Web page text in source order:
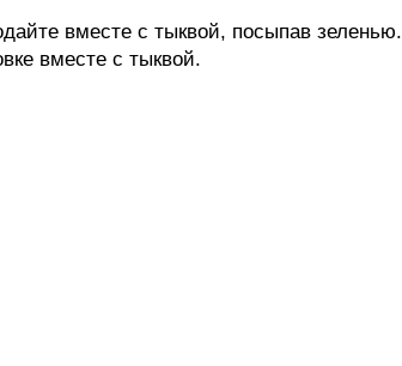
вместе с тыквой, посыпав зеленью.
вместе с тыквой.